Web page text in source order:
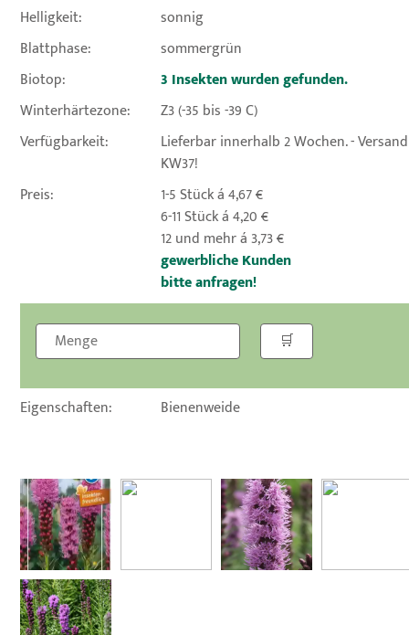
Helligkeit:
sonnig
Blattphase:
sommergrün
Biotop:
3 Insekten wurden gefunden.
Winterhärtezone:
Z3 (-35 bis -39 C)
Verfügbarkeit:
Lieferbar innerhalb 2 Wochen. -
KW37!
Preis:
1-5 Stück á 4,67 €
6-11 Stück á 4,20 €
12 und mehr á 3,73 €
gewerbliche Kunden
bitte anfragen!
Eigenschaften: Bienenweide